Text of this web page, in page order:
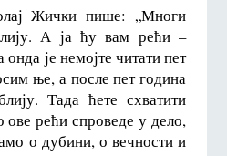
Жички пише: „Многи
А ја ћу вам рећи –
онда је немојте читати пет
ње, а после пет година
Тада ћете схватити
ове рећи спроведе у дело,
о дубини, о вечности и